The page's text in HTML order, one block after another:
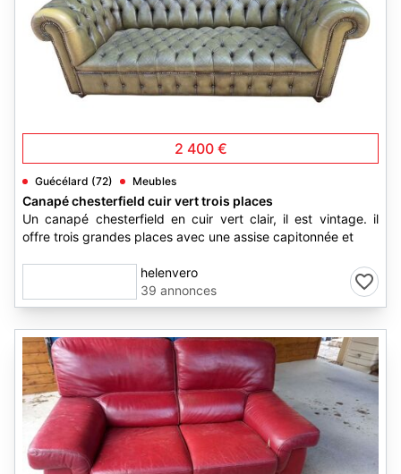
2 400 €
Guécélard (72) Meubles
Canapé chesterfield cuir vert trois places
Un canapé chesterfield en cuir vert clair, il est vintage. il
offre trois grandes places avec une assise capitonnée et
helenvero
39 annonces